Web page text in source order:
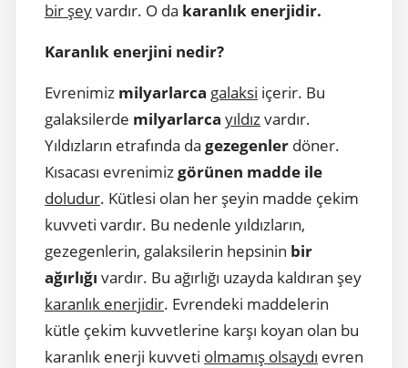
bir şeyvardır. O da karanlık enerjidir.
Karanlık enerjini nedir?
Evrenimiz milyarlarca galaksi içerir. Bu
galaksilerde milyarlarca yıldızvardır.
Yıldızların etrafında da gezegenler döner.
Kısacası evrenimizgörünen madde ile
doludur. Kütlesi olan her şeyin madde çekim
kuvveti vardır. Bu nedenle yıldızların,
gezegenlerin, galaksilerin hepsinin bir
ağırlığı vardır. Bu ağırlığı uzayda kaldıran şey
karanlık enerjidir. Evrendeki maddelerin
kütle çekim kuvvetlerine karşı koyan olan bu
karanlık enerji kuvveti olmamış olsaydı evren